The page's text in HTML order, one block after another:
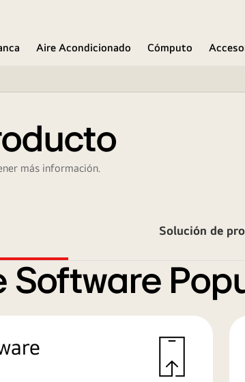
Aire Acondicionado Cómputo
más información.
Solución de
Software